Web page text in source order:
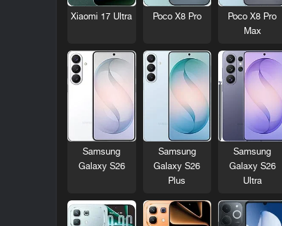
Poco X8 Pro
Max
Poco X8 Pro
Xiaomi 17 Ultra
Samsung
Galaxy S26
Ultra
Samsung
Galaxy S26
Plus
Samsung
Galaxy S26